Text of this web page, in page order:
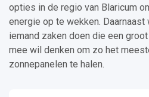
opties in de regio van Blaricum
energie op te wekken. Daarnaast
iemand zaken doen die een
mee wil denken om zo het
zonnepanelen te halen.